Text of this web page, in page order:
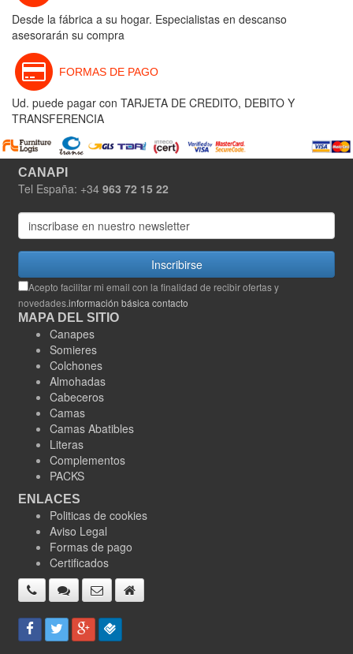
Desde la fábrica a su hogar. Especialistas en descanso
asesorarán su compra
FORMAS DE PAGO
Ud. puede pagar con TARJETA DE CREDITO, DEBITO Y
TRANSFERENCIA
CANAPI
Tel España: +34 963 72 15 22
Inscribirse
Acepto facilitar mi email con la finalidad de recibir ofertas y
novedades.información básica contacto
MAPA DEL SITIO
Canapes
Somieres
Colchones
Almohadas
Cabeceros
Camas
Camas Abatibles
Literas
Complementos
PACKS
ENLACES
Politicas de cookies
Aviso Legal
Formas de pago
Certificados